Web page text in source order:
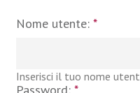
Nome utente: *
Inserisci il tuo nome